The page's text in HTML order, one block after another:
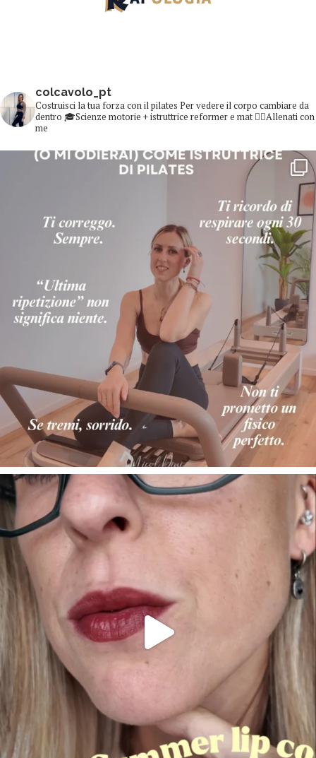
colcavolo_pt
Costruisci la tua forza con il pilates Per vedere il corpo cambiare da
dentro 🎓Scienze motorie + istruttrice reformer e mat 👇🏻Allenati con
me